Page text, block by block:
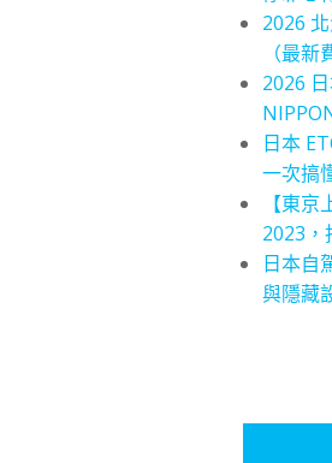
2026
（最新
2026
日本
一次搞
【東
2023，
日本自
與隱藏